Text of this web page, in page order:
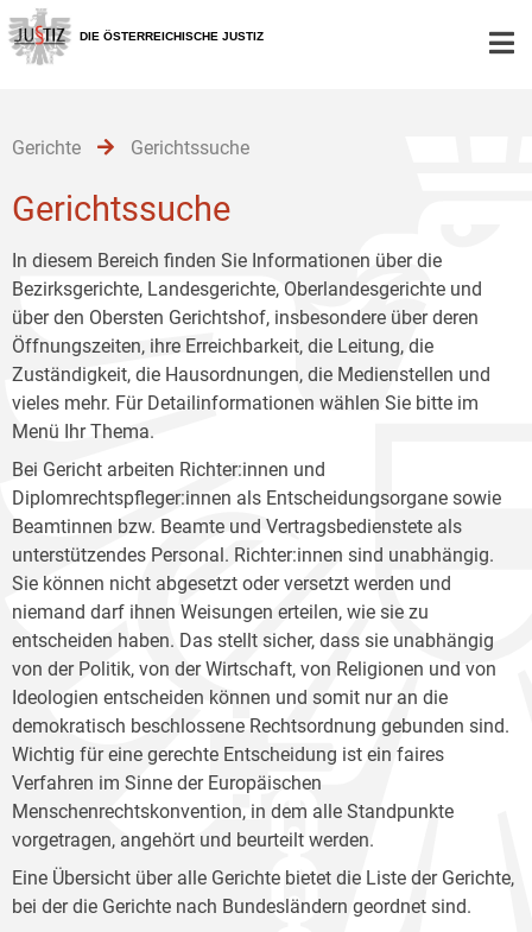
Zur
Hauptnavigation
[1]
Zum
Inhalt
[2]
Zum
Untermenü
[3]
DIE ÖSTERREICHISCHE JUSTIZ
Gerichte Gerichtssuche
Gerichtssuche
In diesem Bereich finden Sie Informationen über die
Bezirksgerichte, Landesgerichte, Oberlandesgerichte und
über den Obersten Gerichtshof, insbesondere über deren
Öffnungszeiten, ihre Erreichbarkeit, die Leitung, die
Zuständigkeit, die Hausordnungen, die Medienstellen und
vieles mehr. Für Detailinformationen wählen Sie bitte im
Menü Ihr Thema.
Bei Gericht arbeiten Richter:innen und
Diplomrechtspfleger:innen als Entscheidungsorgane sowie
Beamtinnen bzw. Beamte und Vertragsbedienstete als
unterstützendes Personal. Richter:innen sind unabhängig.
Sie können nicht abgesetzt oder versetzt werden und
niemand darf ihnen Weisungen erteilen, wie sie zu
entscheiden haben. Das stellt sicher, dass sie unabhängig
von der Politik, von der Wirtschaft, von Religionen und von
Ideologien entscheiden können und somit nur an die
demokratisch beschlossene Rechtsordnung gebunden sind.
Wichtig für eine gerechte Entscheidung ist ein faires
Verfahren im Sinne der Europäischen
Menschenrechtskonvention, in dem alle Standpunkte
vorgetragen, angehört und beurteilt werden.
Eine Übersicht über alle Gerichte bietet die Liste der Gerichte,
bei der die Gerichte nach Bundesländern geordnet sind.